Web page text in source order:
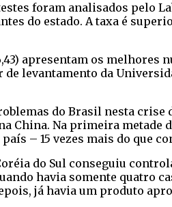
foram analisados pelo
do estado. A taxa é
apresentam os
levantamento da
do Brasil nesta
Na primeira metade
– 15 vezes mais do que
do Sul conseguiu
havia somente quatro
já havia um produto